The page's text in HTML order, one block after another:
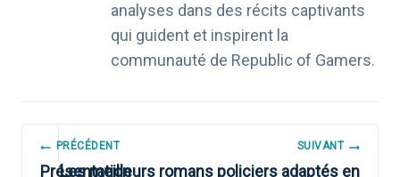
analyses dans des récits captivants
qui guident et inspirent la
communauté de Republic of Gamers.
NAVIGATION
PRÉCÉDENT
Présentation
SUIVANT
Les meilleurs romans policiers adaptés en